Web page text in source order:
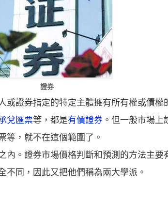
證券
或證券指定的特定主體擁有所有權或債權
兌匯票等，都是有價證券 。但一般市場上
等，就不在這個範圍了。
內。證券市場價格判斷和預測的方法主要
不同，因此又把他們稱為兩大學派。